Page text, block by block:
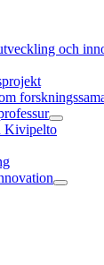
och
Kivipelto